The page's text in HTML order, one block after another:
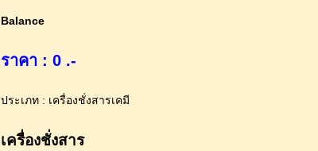
Balance
ราคา : 0 .-
ประเภท : เครื่องชั่งสารเคมี
เครื่องชั่งสาร